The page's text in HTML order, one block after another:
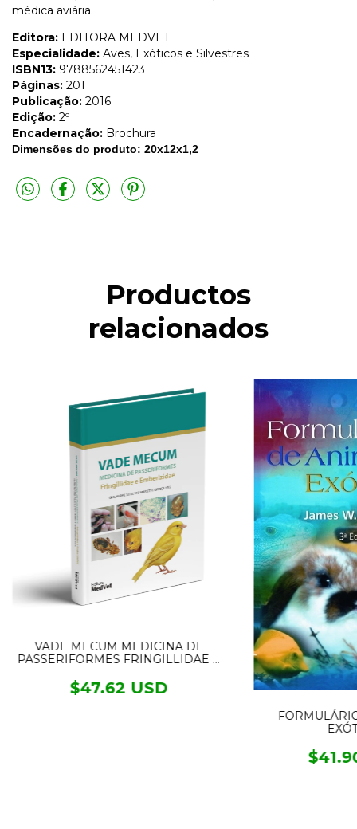
médica aviária.
Editora: EDITORA MEDVET
Especialidade: Aves, Exóticos e Silvestres
ISBN13: 9788562451423
Páginas: 201
Publicação: 2016
Edição: 2º
Encadernação: Brochura
Dimensões do produto: 20x12x1,2
Productos
relacionados
VADE MECUM MEDICINA DE
PASSERIFORMES FRINGILLIDAE E
$47.62 USD